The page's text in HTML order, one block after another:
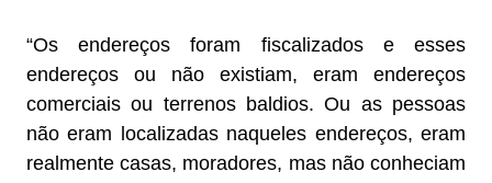
“Os endereços foram fiscalizados e esses
endereços ou não existiam, eram endereços
comerciais ou terrenos baldios. Ou as pessoas
não eram localizadas naqueles endereços, eram
realmente casas, moradores, mas não conheciam